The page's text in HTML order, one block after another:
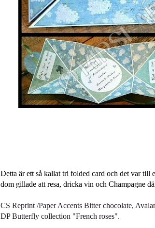
Detta är ett så kallat tri folded card och det var till
dom gillade att resa, dricka vin och Champagne
CS Reprint /Paper Accents Bitter chocolate,
DP Butterfly collection "French roses".